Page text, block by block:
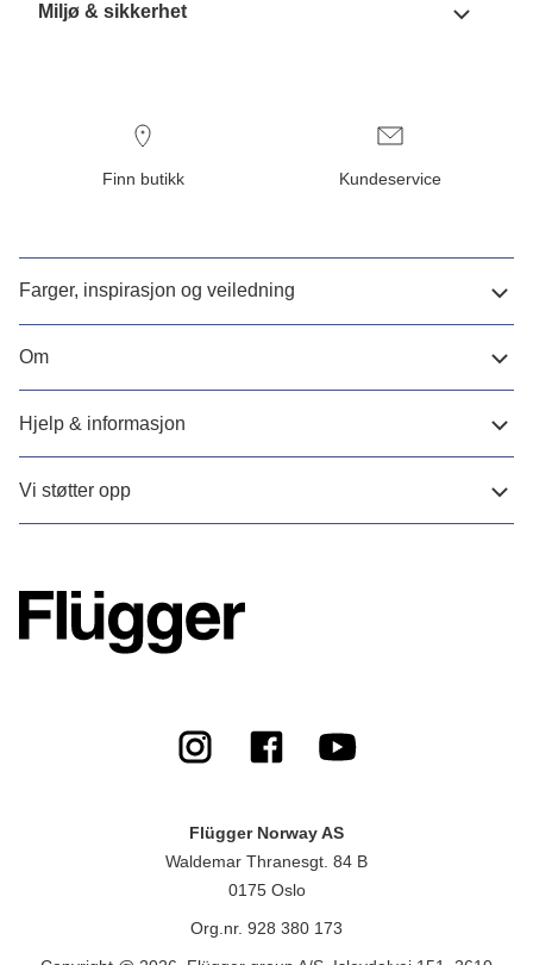
Miljø & sikkerhet
Finn butikk Kundeservice
Farger, inspirasjon og veiledning
Om
Hjelp & informasjon
Vi støtter opp
Flügger Norway AS
Waldemar Thranesgt. 84 B
0175 Oslo
Org.nr. 928 380 173